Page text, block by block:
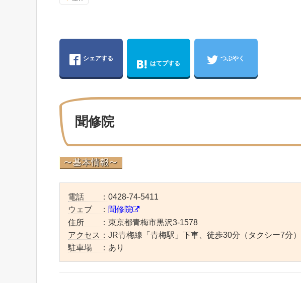
シェアする
はてブする
つぶやく
聞修院
電話 ： 0428-74-5411
ウェブ ： 聞修院
住所 ： 東京都青梅市黒沢3-1578
アクセス： JR青梅線「青梅駅」下車、徒歩30分（タクシー7分）
駐車場 ： あり